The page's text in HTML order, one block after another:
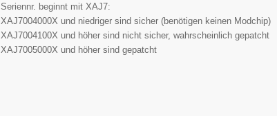
Seriennr. beginnt mit XAJ7:
XAJ7004000X und niedriger sind sicher (benötigen keinen Modchip)
XAJ7004100X und höher sind nicht sicher, wahrscheinlich gepatcht
XAJ7005000X und höher sind gepatcht